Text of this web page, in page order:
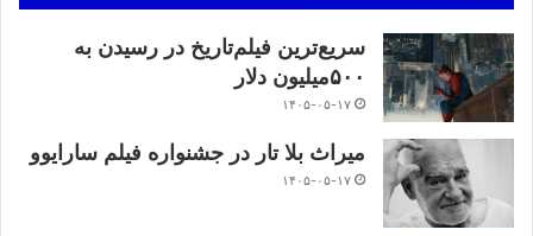
سریع‌ترین فیلم‌تاریخ در رسیدن به
۵۰۰میلیون دلار
۱۴۰۵-۰۵-۱۷
میراث بلا تار در جشنواره فیلم سارایوو
۱۴۰۵-۰۵-۱۷